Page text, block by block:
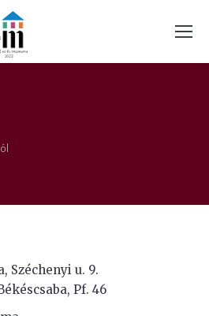
Széchenyi u. 9.
Pf. 46